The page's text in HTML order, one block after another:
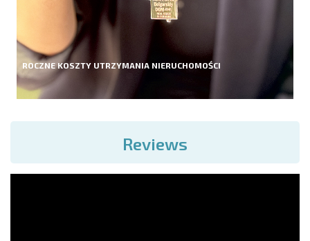
ROCZNE KOSZTY UTRZYMANIA NIERUCHOMOŚCI
Reviews